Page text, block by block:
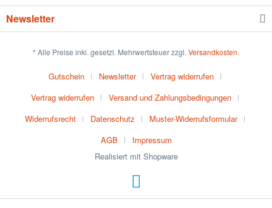
Newsletter
* Alle Preise inkl. gesetzl. Mehrwertsteuer zzgl. Versandkosten.
Gutschein Newsletter
Vertrag widerrufen
Vertrag widerrufen
Versand und Zahlungsbedingungen
Widerrufsrecht
Datenschutz
Muster-Widerrufsformular
AGB
Impressum
Realisiert mit Shopware